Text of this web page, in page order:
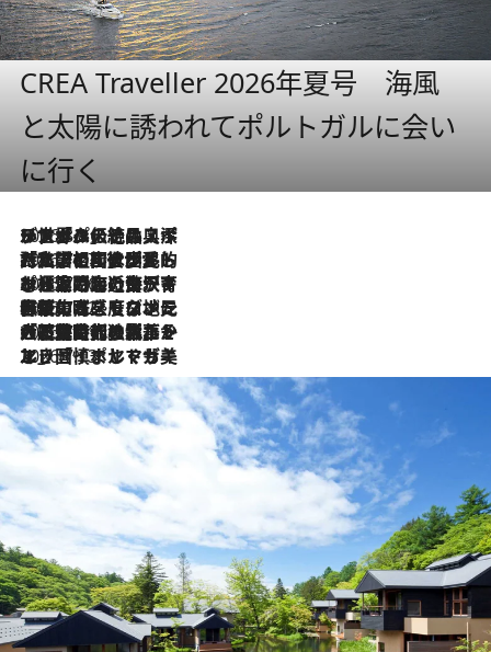
CREA Traveller 2026年夏号 海風
と太陽に誘われてポルトガルに会い
に行く
2026.8.8
リスボンの絶品スイーツ「パステル・デ・ナタ」とは？ポルトガル伝統の奥深い世界へ
2026.7.27
「私の祖国はポルトガル語です」国民的詩人フェルナンド・ペソアと、彼が愛した文学の街を歩く
2026.7.26
ポルトガル近海が育む極上の海の幸。キリリと冷えた白ワインと愉しむ、シーフード専門店の贅沢
2026.7.22
伝統の味をモダンに昇華。高感度な地元客が集う、リスボンの最旬ガストロノミー
2026.7.21
大航海時代の栄華から、震災、独裁、そして革命へ。ポルトガル・首都リスボンの石畳に刻まれた「歴史の光と影」
2026.7.13
エッセイ・ヤマザキマリ「慎ましくも美しき国 ポルトガル」